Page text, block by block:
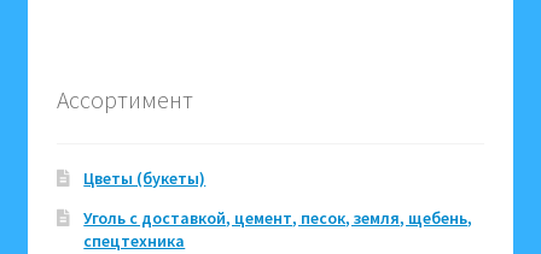
Ассортимент
Цветы (букеты)
Уголь с доставкой, цемент, песок, земля, щебень,
спецтехника